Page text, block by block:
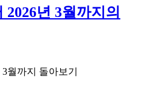
2026년 3월까지의
월까지 돌아보기